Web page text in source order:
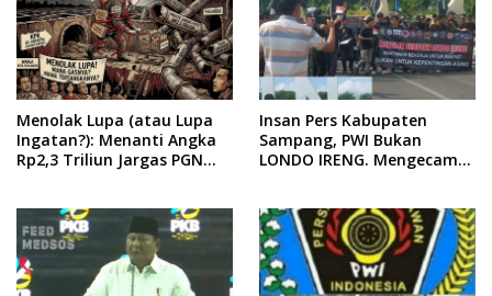
Menolak Lupa (atau Lupa
Ingatan?): Menanti Angka
Rp2,3 Triliun Jargas PGN
Insan Pers Kabupaten
Sampang, PWI Bukan
LONDO IRENG. Mengecam
Republik Indonesia